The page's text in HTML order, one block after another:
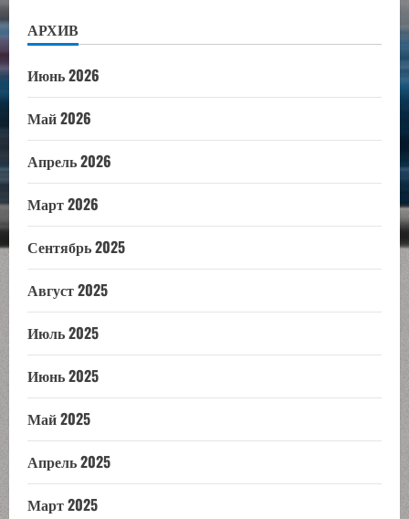
АРХИВ
Июнь 2026
Май 2026
Апрель 2026
Март 2026
Сентябрь 2025
Август 2025
Июль 2025
Июнь 2025
Май 2025
Апрель 2025
Март 2025